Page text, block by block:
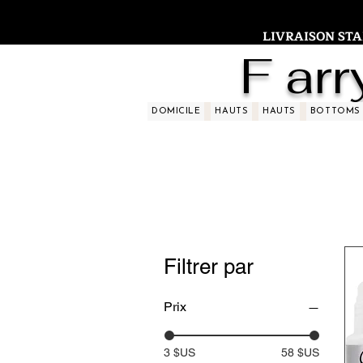
LIVRAISON
F
DOMICILE HAUTS HAUTS BOTTOMS
Filtrer par
Prix
3 $US 58 $US